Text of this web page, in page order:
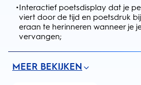
•Interactief poetsdisplay dat je
viert door de tijd en poetsdruk
eraan te herinneren wanneer je
vervangen;
MEER BEKIJKEN